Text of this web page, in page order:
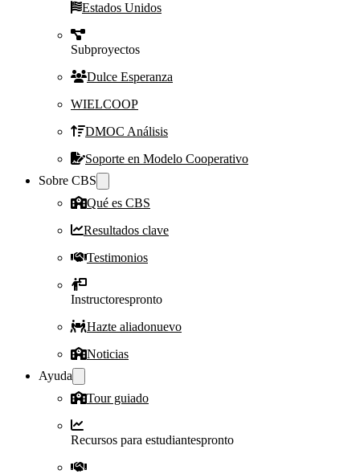
Estados Unidos
Subproyectos
Dulce Esperanza
WIELCOOP
DMOC Análisis
Soporte en Modelo Cooperativo
Sobre CBS
Qué es CBS
Resultados clave
Testimonios
Instructorespronto
Hazte aliadonuevo
Noticias
Ayuda
Tour guiado
Recursos para estudiantespronto